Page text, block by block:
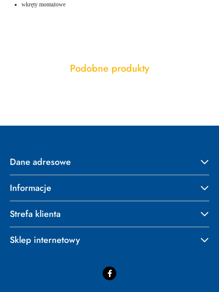
wkręty montażowe
Pomiń karuzelę produktów
Produkty
Podobne produkty
Dane adresowe
Informacje
Strefa klienta
Sklep internetowy